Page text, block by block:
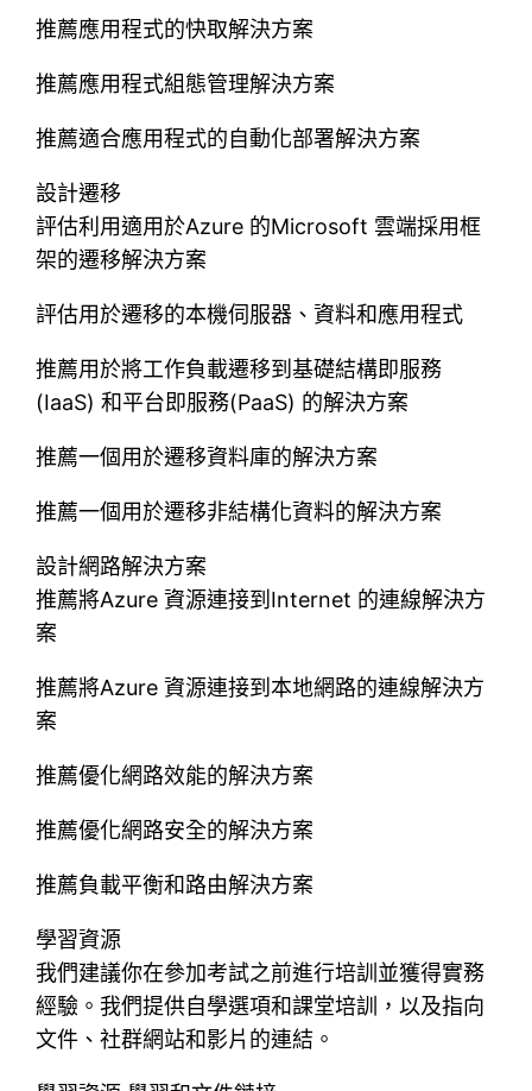
推薦應用程式的快取解決方案
推薦應用程式組態管理解決方案
推薦適合應用程式的自動化部署解決方案
設計遷移
評估利用適用於Azure 的Microsoft 雲端採用框
架的遷移解決方案
評估用於遷移的本機伺服器、資料和應用程式
推薦用於將工作負載遷移到基礎結構即服務
(IaaS) 和平台即服務(PaaS) 的解決方案
推薦一個用於遷移資料庫的解決方案
推薦一個用於遷移非結構化資料的解決方案
設計網路解決方案
推薦將Azure 資源連接到Internet 的連線解決方
案
推薦將Azure 資源連接到本地網路的連線解決方
案
推薦優化網路效能的解決方案
推薦優化網路安全的解決方案
推薦負載平衡和路由解決方案
學習資源
我們建議你在參加考試之前進行培訓並獲得實務
經驗。我們提供自學選項和課堂培訓，以及指向
文件、社群網站和影片的連結。